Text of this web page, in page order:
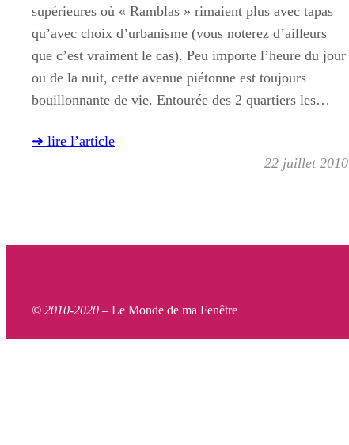
supérieures où « Ramblas » rimaient plus avec tapas
qu’avec choix d’urbanisme (vous noterez d’ailleurs
que c’est vraiment le cas). Peu importe l’heure du jour
ou de la nuit, cette avenue piétonne est toujours
bouillonnante de vie. Entourée des 2 quartiers les…
➜ lire l’article
22 juillet 2010
© 2010-2020 – Le Monde de ma Fenêtre